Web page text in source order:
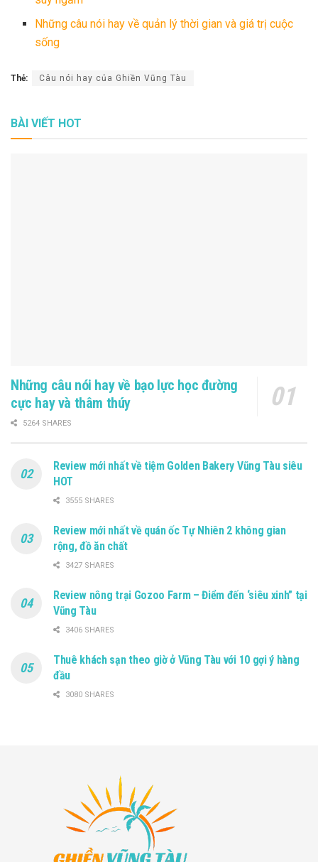
Những câu nói hay về quản lý thời gian và giá trị cuộc
sống
Thẻ: Câu nói hay của Ghiền Vũng Tàu
BÀI VIẾT HOT
Những câu nói hay về bạo lực học đường
cực hay và thâm thúy
5264 SHARES
Review mới nhất về tiệm Golden Bakery Vũng Tàu siêu
HOT
3555 SHARES
Review mới nhất về quán ốc Tự Nhiên 2 không gian
rộng, đồ ăn chất
3427 SHARES
Review nông trại Gozoo Farm – Điểm đến ‘siêu xinh” tại
Vũng Tàu
3406 SHARES
Thuê khách sạn theo giờ ở Vũng Tàu với 10 gợi ý hàng
đầu
3080 SHARES